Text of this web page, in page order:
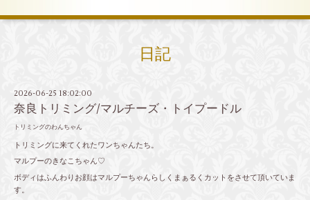
日記
2026-06-25 18:02:00
奈良トリミング/マルチーズ・トイプードル
トリミングのわんちゃん
トリミングに来てくれたワンちゃんたち。
マルプーのきなこちゃん♡
ボディはふんわりお顔はマルプーちゃんらしくまぁるくカットをさせて頂いていま
す。